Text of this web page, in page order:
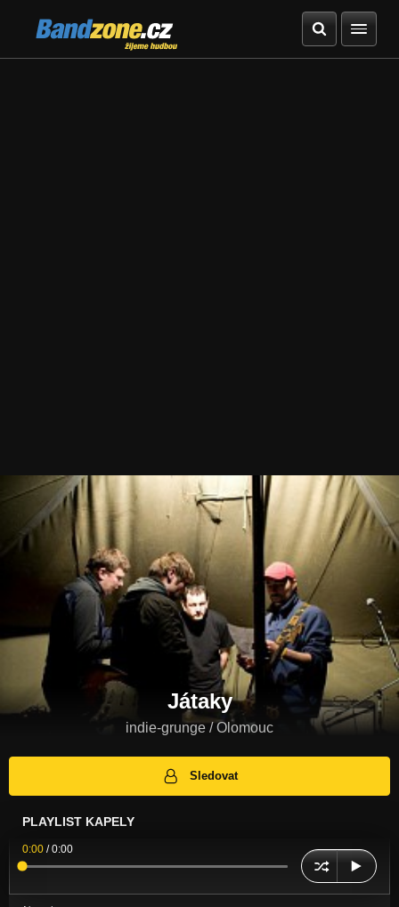
Bandzone.cz
žijeme hudbou
Játaky
indie-grunge / Olomouc
Sledovat
PLAYLIST KAPELY
0:00 /0:00